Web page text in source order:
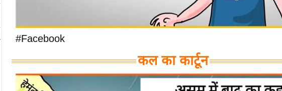
#Facebook
कल का कार्टून